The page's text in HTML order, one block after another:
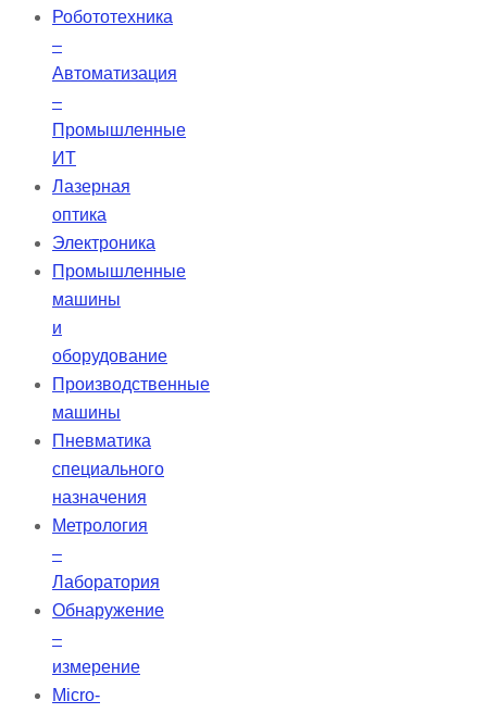
Робототехника
–
Автоматизация
–
Промышленные
ИТ
Лазерная
оптика
Электроника
Промышленные
машины
и
оборудование
Производственные
машины
Пневматика
специального
назначения
Метрология
–
Лаборатория
Обнаружение
–
измерение
Micro-